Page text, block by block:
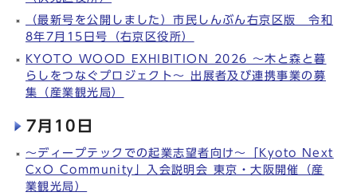
（最新号を公開しました）市民しんぶん右京区版 令和
8年7月15日号（右京区役所）
KYOTO WOOD EXHIBITION 2026 ～木と森と暮
らしをつなぐプロジェクト～ 出展者及び連携事業の募
集（産業観光局）
7月10日
～ディープテックでの起業志望者向け～「Kyoto Next
CxO Community」入会説明会 東京・大阪開催（産
業観光局）